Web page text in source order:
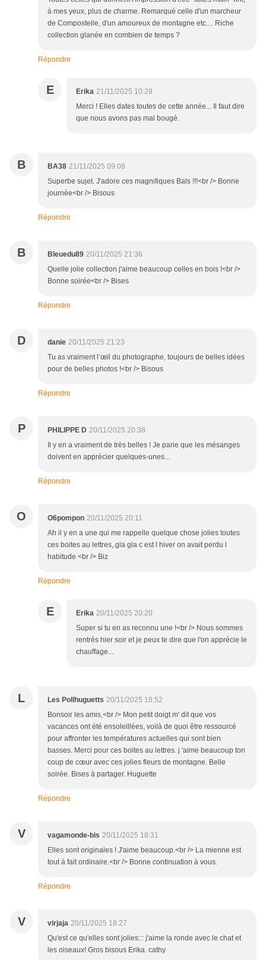
à mes yeux, plus de charme. Remarqué celle d'un marcheur
de Compostelle, d'un amoureux de montagne etc.... Riche
collection glanée en combien de temps ?
Répondre
E Erika 21/11/2025 10:28
Merci ! Elles dates toutes de cette année... Il faut dire
que nous avons pas mal bougé.
B BA38 21/11/2025 09:08
Superbe sujet. J'adore ces magnifiques Bals !!!<br /> Bonne
journée<br /> Bisous
Répondre
B Bleuedu89 20/11/2025 21:36
Quelle jolie collection j'aime beaucoup celles en bois !<br />
Bonne soirée<br /> Bises
Répondre
D danie 20/11/2025 21:23
Tu as vraiment l’œil du photographe, toujours de belles idées
pour de belles photos !<br /> Bisous
Répondre
P PHILIPPE D 20/11/2025 20:38
Il y en a vraiment de très belles ! Je parie que les mésanges
doivent en apprécier quelques-unes...
Répondre
O O6pompon 20/11/2025 20:11
Ah il y en a une qui me rappelle quelque chose jolies toutes
ces boites au lettres,.gla gla c est l hiver on avait perdu l
habitude <br /> Biz
Répondre
E Erika 20/11/2025 20:20
Super si tu en as reconnu une !<br /> Nous sommes
rentrés hier soir et je peux te dire que l'on apprécie le
chauffage...
L Les Pollhuguetts 20/11/2025 18:52
Bonsoir les amis,<br /> Mon petit doigt m' dit que vos
vacances ont été ensoleillées, voilà de quoi être ressourcé
pour affronter les températures actuelles qui sont bien
basses. Merci pour ces boites au lettres. j 'aime beaucoup ton
coup de cœur avec ces jolies fleurs de montagne. Belle
soirée. Bises à partager. Huguette
Répondre
V vagamonde-bis 20/11/2025 18:31
Elles sont originales ! J'aime beaucoup.<br /> La mienne est
tout à fait ordinaire.<br /> Bonne continuation à vous.
Répondre
V virjaja 20/11/2025 18:27
Qu'est ce qu'elles sont jolies::: j'aime la ronde avec le chat et
les oiseaux! Gros bisous Erika. cathy